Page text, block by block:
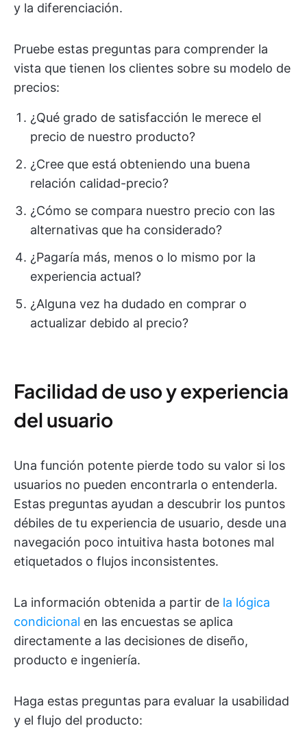
y la diferenciación.
Pruebe estas preguntas para comprender la
vista que tienen los clientes sobre su modelo de
precios:
¿Qué grado de satisfacción le merece el
precio de nuestro producto?
¿Cree que está obteniendo una buena
relación calidad-precio?
¿Cómo se compara nuestro precio con las
alternativas que ha considerado?
¿Pagaría más, menos o lo mismo por la
experiencia actual?
¿Alguna vez ha dudado en comprar o
actualizar debido al precio?
Facilidad de uso y experiencia
del usuario
Una función potente pierde todo su valor si los
usuarios no pueden encontrarla o entenderla.
Estas preguntas ayudan a descubrir los puntos
débiles de tu experiencia de usuario, desde una
navegación poco intuitiva hasta botones mal
etiquetados o flujos inconsistentes.
La información obtenida a partir de la lógica
condicional en las encuestas se aplica
directamente a las decisiones de diseño,
producto e ingeniería.
Haga estas preguntas para evaluar la usabilidad
y el flujo del producto: